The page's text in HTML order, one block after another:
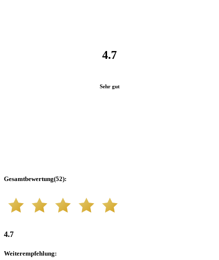
4.7
Sehr gut
Gesamtbewertung(52):
4.7
Weiterempfehlung: